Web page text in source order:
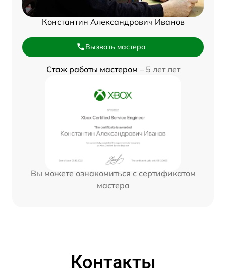
Константин Александрович Иванов
Вызвать мастера
Стаж работы мастером – 5 лет лет
Вы можете ознакомиться с сертификатом
мастера
Контакты